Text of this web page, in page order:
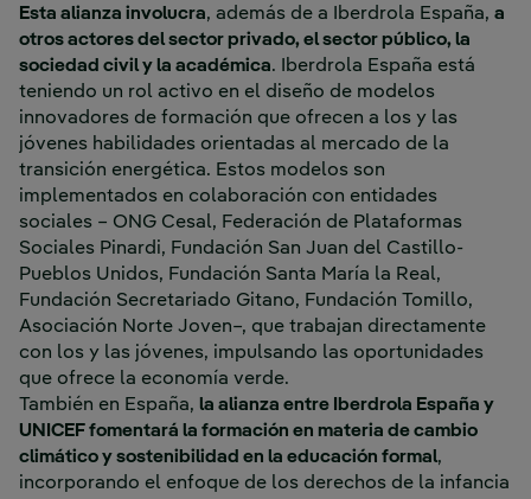
Esta alianza involucra, además de a Iberdrola España, a
otros actores del sector privado, el sector público, la
sociedad civil y la académica. Iberdrola España está
teniendo un rol activo en el diseño de modelos
innovadores de formación que ofrecen a los y las
jóvenes habilidades orientadas al mercado de la
transición energética. Estos modelos son
implementados en colaboración con entidades
sociales – ONG Cesal, Federación de Plataformas
Sociales Pinardi, Fundación San Juan del Castillo-
Pueblos Unidos, Fundación Santa María la Real,
Fundación Secretariado Gitano, Fundación Tomillo,
Asociación Norte Joven–, que trabajan directamente
con los y las jóvenes, impulsando las oportunidades
que ofrece la economía verde.
También en España, la alianza entre Iberdrola España y
UNICEF fomentará la formación en materia de cambio
climático y sostenibilidad en la educación formal,
incorporando el enfoque de los derechos de la infancia